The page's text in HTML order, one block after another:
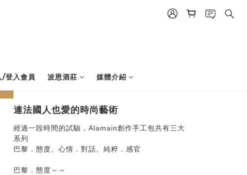
/登入會員 波恩酒莊 媒體介紹
next
連法國人也愛的時尚藝術
經過一段時間的試驗，Alamain創作手工包共有三大
系列
巴黎．態度、心情．對話、純粹．感官
巴黎．態度～～